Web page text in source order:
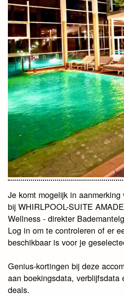
Je komt mogelijk in
bij WHIRLPOOL-SUITE
Wellness - direkter
Log in om te controleren of er
beschikbaar is voor je
Genius-kortingen bij deze
aan boekingsdata, verblijfsdata
deals.